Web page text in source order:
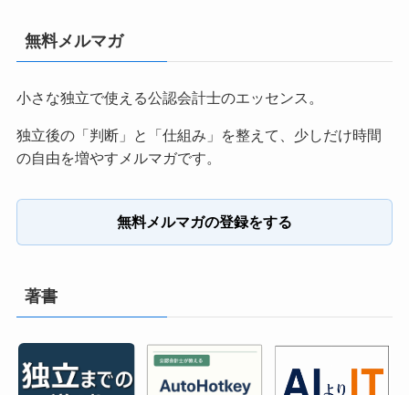
無料メルマガ
小さな独立で使える公認会計士のエッセンス。
独立後の「判断」と「仕組み」を整えて、少しだけ時間
の自由を増やすメルマガです。
無料メルマガの登録をする
著書